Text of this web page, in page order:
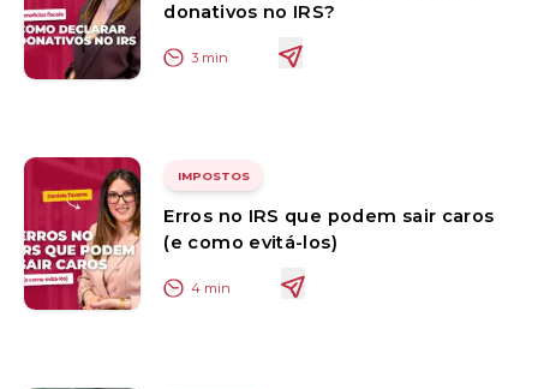
donativos no IRS?
3 min
IMPOSTOS
Erros no IRS que podem sair caros
(e como evitá-los)
4 min